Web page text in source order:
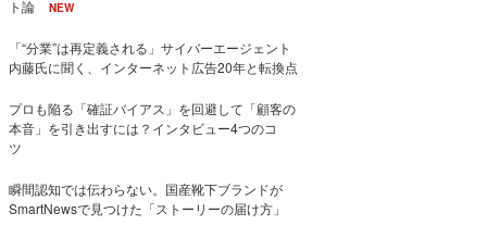
ト論
NEW
「“分業”は再定義される」サイバーエージェント
内藤氏に聞く、インターネット広告20年と転換点
プロも陥る「確証バイアス」を回避して「顧客の
本音」を引き出すには？インタビュー4つのコ
ツ
瞬間認知では伝わらない。国産靴下ブランドが
SmartNewsで見つけた「ストーリーの届け方」